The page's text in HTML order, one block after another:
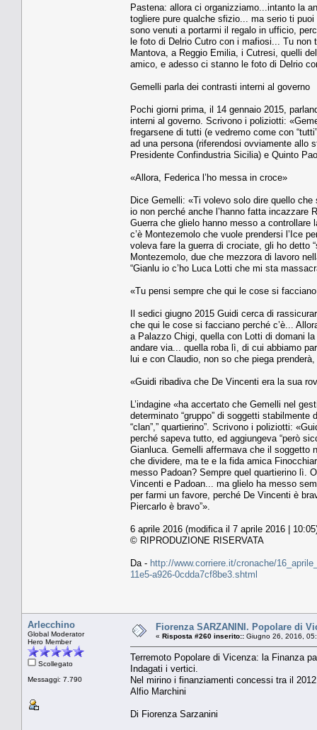
Pastena: allora ci organizziamo...intanto la
togliere pure qualche sfizio... ma serio ti
sono venuti a portarmi il regalo in ufficio,
le foto di Delrio Cutro con i mafiosi... Tu non
Mantova, a Reggio Emilia, i Cutresi, quelli
amico, e adesso ci stanno le foto di Delrio
Gemelli parla dei contrasti interni al governo
Pochi giorni prima, il 14 gennaio 2015,
interni al governo. Scrivono i poliziotti:
fregarsene di tutti (e vedremo come con
ad una persona (riferendosi ovviamente allo
Presidente Confindustria Sicilia) e Quinto
«Allora, Federica l’ho messa in croce»
Dice Gemelli: «Ti volevo solo dire quello
io non perché anche l’hanno fatta incazzare
Guerra che glielo hanno messo a controllare
c’è Montezemolo che vuole prendersi l’Ice
voleva fare la guerra di crociate, gli ho detto
Montezemolo, due che mezzora di lavoro
“Gianlu io c’ho Luca Lotti che mi sta
«Tu pensi sempre che qui le cose si
Il sedici giugno 2015 Guidi cerca di
che qui le cose si facciano perché c’è...
a Palazzo Chigi, quella con Lotti di domani
andare via... quella roba lì, di cui abbiamo
lui e con Claudio, non so che piega
«Guidi ribadiva che De Vincenti era la sua
L’indagine «ha accertato che Gemelli nel
determinato “gruppo” di soggetti stabilmente
“clan”,” quartierino”. Scrivono i poliziotti:
perché sapeva tutto, ed aggiungeva “però
Gianluca. Gemelli affermava che il soggetto
che dividere, ma te e la fida amica
messo Padoan? Sempre quel quartierino lì.
Vincenti e Padoan... ma glielo ha messo
per farmi un favore, perché De Vincenti è
Piercarlo è bravo”».
6 aprile 2016 (modifica il 7 aprile 2016 |
© RIPRODUZIONE RISERVATA
Da - http://www.corriere.it/cronache/
11e5-a926-0cdda7cf8be3.shtml
Arlecchino
Global Moderator
Hero Member
Scollegato
Messaggi: 7.790
Fiorenza SARZANINI. Popolare di
« Risposta #260 inserito:: Giugno 26, 2016,
Terremoto Popolare di Vicenza: la Finanza
Indagati i vertici.
Nel mirino i finanziamenti concessi tra il
Alfio Marchini
Di Fiorenza Sarzanini